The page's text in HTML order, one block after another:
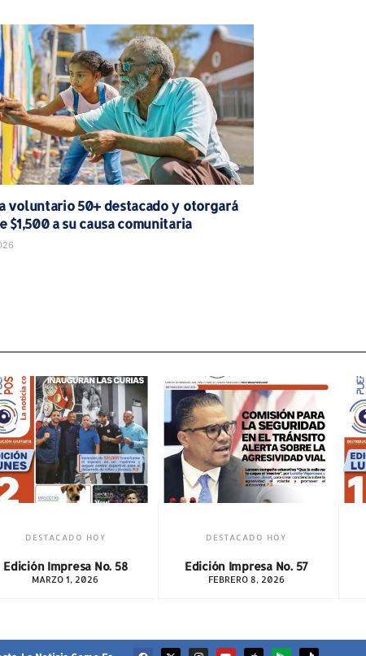
voluntario 50+ destacado y otorgará
$1,500 a su causa comunitaria
DESTACADO HOY
Edición Impresa No. 58
MARZO 1, 2026
DESTACADO HOY
Edición Impresa No. 57
FEBRERO 8, 2026